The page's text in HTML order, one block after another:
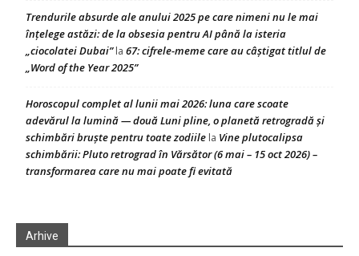
Trendurile absurde ale anului 2025 pe care nimeni nu le mai
înțelege astăzi: de la obsesia pentru AI până la isteria
„ciocolatei Dubai”la 67: cifrele-meme care au câștigat titlul de
„Word of the Year 2025”
Horoscopul complet al lunii mai 2026: luna care scoate
adevărul la lumină — două Luni pline, o planetă retrogradă și
schimbări bruște pentru toate zodiile la Vine plutocalipsa
schimbării: Pluto retrograd în Vărsător (6 mai – 15 oct 2026) –
transformarea care nu mai poate fi evitată
Arhive